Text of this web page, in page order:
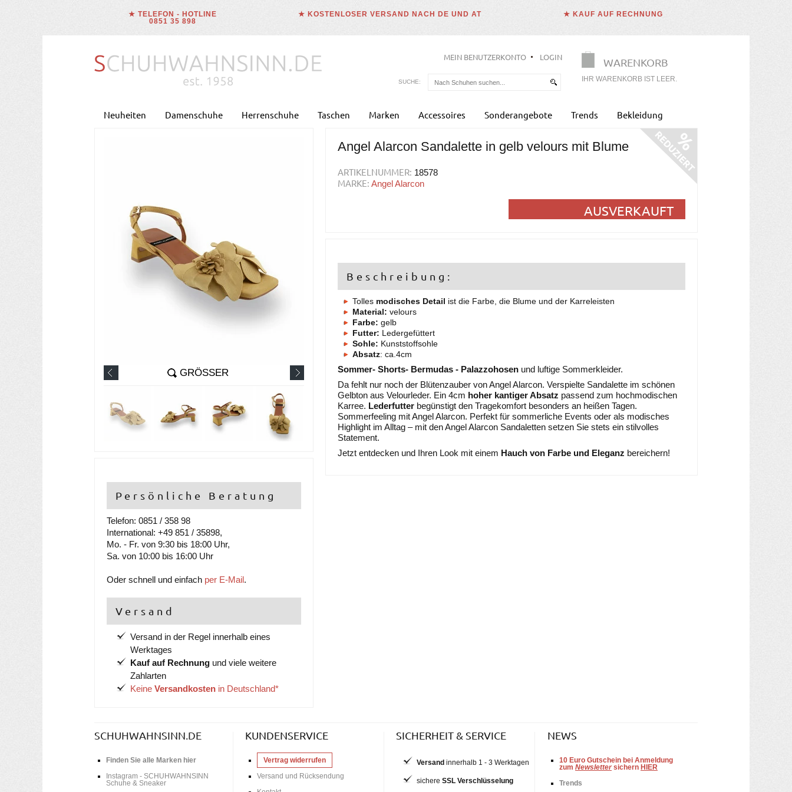
★ TELEFON - HOTLINE
0851 35 898
★ KOSTENLOSER VERSAND NACH DE UND AT ★ KAUF AUF RECHNUNG
WARENKORB
IHR WARENKORB IST LEER.
MEIN BENUTZERKONTO LOGIN
SUCHE:
Neuheiten Damenschuhe Herrenschuhe Taschen Marken Accessoires Sonderangebote Trends Bekleidung
GRÖSSER
Persönliche Beratung
Telefon: 0851 / 358 98
International: +49 851 / 35898,
Mo. - Fr. von 9:30 bis 18:00 Uhr,
Sa. von 10:00 bis 16:00 Uhr
Oder schnell und einfach per E-Mail.
Versand
Versand in der Regel innerhalb eines
Werktages
Kauf auf Rechnung und viele weitere
Zahlarten
Keine Versandkosten in Deutschland*
Angel Alarcon Sandalette in gelb velours mit Blume
ARTIKELNUMMER: 18578
MARKE: Angel Alarcon
AUSVERKAUFT
Beschreibung:
Tolles modisches Detail ist die Farbe, die Blume und der Karreleisten
Material: velours
Farbe: gelb
Futter: Ledergefüttert
Sohle: Kunststoffsohle
Absatz: ca.4cm
Sommer- Shorts- Bermudas - Palazzohosen und luftige Sommerkleider.
Da fehlt nur noch der Blütenzauber von Angel Alarcon. Verspielte Sandalette im schönen
Gelbton aus Velourleder. Ein 4cm hoher kantiger Absatz passend zum hochmodischen
Karree. Lederfutter begünstigt den Tragekomfort besonders an heißen Tagen.
Sommerfeeling mit Angel Alarcon. Perfekt für sommerliche Events oder als modisches
Highlight im Alltag – mit den Angel Alarcon Sandaletten setzen Sie stets ein stilvolles
Statement.
Jetzt entdecken und Ihren Look mit einem Hauch von Farbe und Eleganz bereichern!
SCHUHWAHNSINN.DE
Finden Sie alle Marken hier
Instagram - SCHUHWAHNSINN
Schuhe & Sneaker
KUNDENSERVICE
Vertrag widerrufen
Versand und Rücksendung
SICHERHEIT & SERVICE
Versand innerhalb 1 - 3 Werktagen
sichere SSL Verschlüsselung
NEWS
10 Euro Gutschein bei Anmeldung
zum Newsletter sichern HIER
Trends